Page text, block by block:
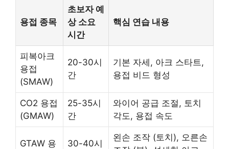
용접 종목
초보자 예
상 소요
시간
핵심 연습 내용
피복아크
용접
(SMAW)
20-30시
간
기본 자세, 아크 스타트,
용접 비드 형성
CO2 용접
(GMAW)
25-35시
간
와이어 공급 조절, 토치
각도, 용접 속도
GTAW 용 30-40시
왼손 조작 (토치), 오른손